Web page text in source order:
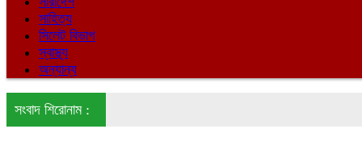
সাহিত্য
সিলেট বিভাগ
স্বাস্থ্য
অন্যান্য
সংবাদ শিরোনাম :